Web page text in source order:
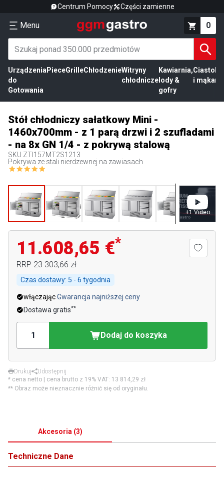
Centrum Pomocy Części zamienne
Menu 0
Urządzenia
do
Gotowania
PieceGrilleChłodzenieWitryny
chłodnicze
Kawiarnia,
lody &
gofry
Ciasto
i mąka
Stół chłodniczy sałatkowy Mini -
1460x700mm - z 1 parą drzwi i 2 szufladami
- na 8x GN 1/4 - z pokrywą stalową
SKU ZTI157MT2S1213
Pokrywa ze stali nierdzewnej na zawiasach
+1 Video
11.608,65 €*
RRP 23 303,66 zł
Czas dostawy: 5 - 6 tygodnia
włączającGwarancja najniższej ceny
Dostawa gratis**
Dodaj do koszyka
Drukuj
Udostępnij
* cena netto | cena brutto z 19% VAT: 13 814,29 zł
** Obraz może nieznacznie różnić się od oryginału.
Akcesoria (3)
Techniczne Dane